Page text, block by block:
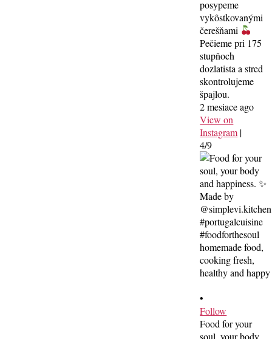
posypeme
vykôstkovanými
čerešňami
Pečieme pri 175
stupňoch
dozlatista a stred
skontrolujeme
špajlou.
2 mesiace ago
View on
Instagram |
4/9
•
Follow
Food for your
soul, your body